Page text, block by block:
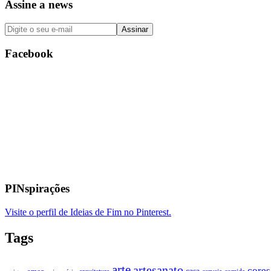
Assine a news
Facebook
PINspirações
Visite o perfil de Ideias de Fim no Pinterest.
Tags